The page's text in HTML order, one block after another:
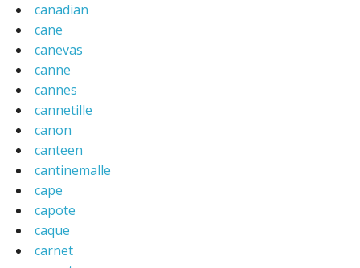
canadian
cane
canevas
canne
cannes
cannetille
canon
canteen
cantinemalle
cape
capote
caque
carnet